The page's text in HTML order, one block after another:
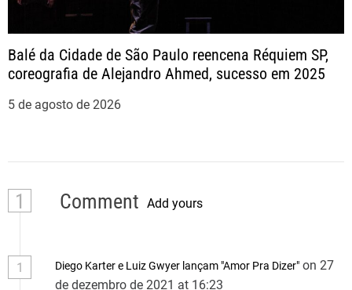
Balé da Cidade de São Paulo reencena Réquiem SP,
coreografia de Alejandro Ahmed, sucesso em 2025
5 de agosto de 2026
1 Comment Add yours
1 Diego Karter e Luiz Gwyer lançam "Amor Pra Dizer" on 27
de dezembro de 2021 at 16:23